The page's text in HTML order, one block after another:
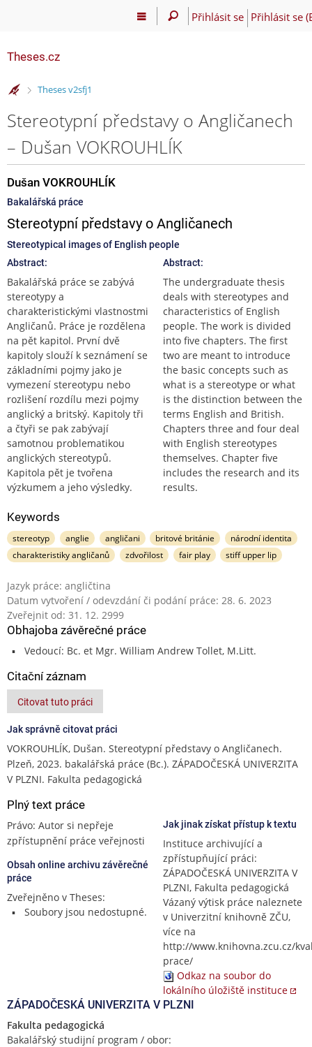
Přihlásit se Přihlásit se
Theses.cz
>
Theses v2sfj1
Stereotypní představy o Angličanech
– Dušan VOKROUHLÍK
Dušan VOKROUHLÍK
Bakalářská práce
Stereotypní představy o Angličanech
Stereotypical images of English people
Abstract:
Bakalářská práce se zabývá
stereotypy a
charakteristickými vlastnostmi
Angličanů. Práce je rozdělena
na pět kapitol. První dvě
kapitoly slouží k seznámení se
základními pojmy jako je
vymezení stereotypu nebo
rozlišení rozdílu mezi pojmy
anglický a britský. Kapitoly tři
a čtyři se pak zabývají
samotnou problematikou
anglických stereotypů.
Kapitola pět je tvořena
výzkumem a jeho výsledky.
Abstract:
The undergraduate thesis
deals with stereotypes and
characteristics of English
people. The work is divided
into five chapters. The first
two are meant to introduce
the basic concepts such as
what is a stereotype or what
is the distinction between the
terms English and British.
Chapters three and four deal
with English stereotypes
themselves. Chapter five
includes the research and its
results.
Keywords
stereotyp anglie angličani britové británie
národní identita
charakteristiky angličanů
zdvořilost fair play stiff upper lip
Jazyk práce: angličtina
Datum vytvoření / odevzdání či podání práce: 28. 6. 2023
Zveřejnit od: 31. 12. 2999
Obhajoba závěrečné práce
Vedoucí: Bc. et Mgr. William Andrew Tollet, M.Litt.
Citační záznam
Citovat tuto práci
Jak správně citovat práci
VOKROUHLÍK, Dušan. Stereotypní představy o Angličanech.
Plzeň, 2023. bakalářská práce (Bc.). ZÁPADOČESKÁ UNIVERZITA
V PLZNI. Fakulta pedagogická
Plný text práce
Právo: Autor si nepřeje
zpřístupnění práce veřejnosti
Obsah online archivu závěrečné
práce
Zveřejněno v Theses:
Soubory jsou nedostupné.
Jak jinak získat přístup k textu
Instituce archivující a
zpřístupňující práci:
ZÁPADOČESKÁ UNIVERZITA V
PLZNI, Fakulta pedagogická
Vázaný výtisk práce naleznete
v Univerzitní knihovně ZČU,
více na
http://www.knihovna.zcu.cz/
prace/
Odkaz na soubor do
lokálního úložiště instituce
ZÁPADOČESKÁ UNIVERZITA V PLZNI
Fakulta pedagogická
Bakalářský studijní program / obor: